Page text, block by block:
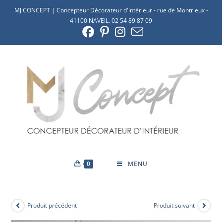
MJ CONCEPT | Concepteur Décorateur d'intérieur - rue de Montrieux -
41100 NAVEIL. 02 54 89 87 09
0 MENU
Produit précédent Produit suivant